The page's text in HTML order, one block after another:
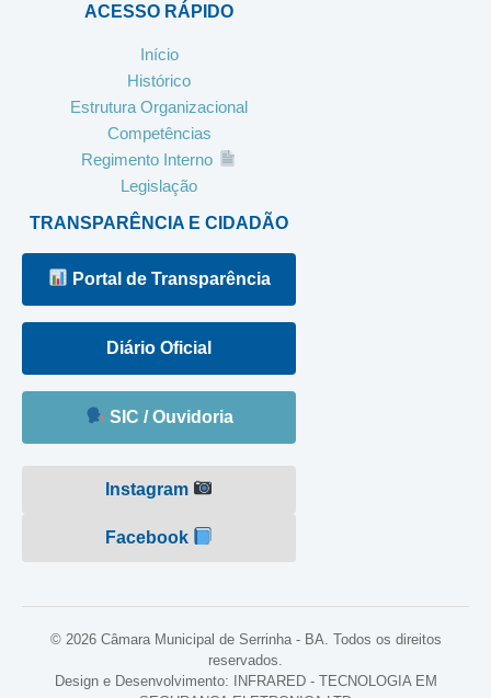
ACESSO RÁPIDO
Início
Histórico
Estrutura Organizacional
Competências
Regimento Interno
Legislação
TRANSPARÊNCIA E CIDADÃO
Portal de Transparência
Diário Oficial
SIC / Ouvidoria
Instagram
Facebook
© 2026 Câmara Municipal de Serrinha - BA. Todos os direitos
reservados.
Design e Desenvolvimento: INFRARED - TECNOLOGIA EM